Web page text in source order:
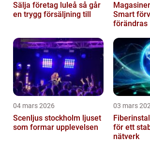
Sälja företag luleå så går
en trygg försäljning till
Smart
förändras
04 mars 2026
Scenljus stockholm ljuset
som formar upplevelsen
03 mars
för ett
nätverk